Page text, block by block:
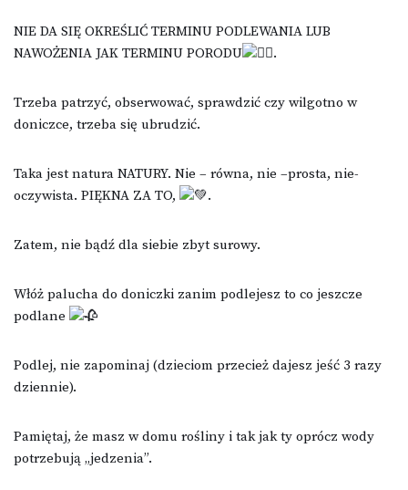
NIE DA SIĘ OKREŚLIĆ TERMINU PODLEWANIA LUB
NAWOŻENIA JAK TERMINU PORODU
.
Trzeba patrzyć, obserwować, sprawdzić czy wilgotno w
doniczce, trzeba się ubrudzić.
Taka jest natura NATURY. Nie – równa, nie –prosta, nie-
oczywista. PIĘKNA ZA TO,
.
Zatem, nie bądź dla siebie zbyt surowy.
Włóż palucha do doniczki zanim podlejesz to co jeszcze
podlane
Podlej, nie zapominaj (dzieciom przecież dajesz jeść 3 razy
dziennie).
Pamiętaj, że masz w domu rośliny i tak jak ty oprócz wody
potrzebują „jedzenia”.